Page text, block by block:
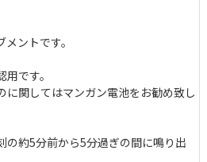
ントです。
です。
に関してはマンガン電池をお勧め致し
約5分前から5分過ぎの間に鳴り出